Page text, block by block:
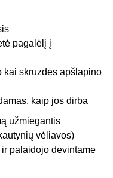
pagalėlį į
kai skruzdės apšlapino
kaip jos dirba
užmiegantis
vėliavos)
palaidojo devintame